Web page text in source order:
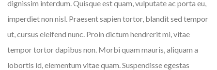
dignissim interdum. Quisque est quam, vulputate ac porta eu,
imperdiet non nisl. Praesent sapien tortor, blandit sed tempor
ut, cursus eleifend nunc. Proin dictum hendrerit mi, vitae
tempor tortor dapibus non. Morbi quam mauris, aliquam a
lobortis id, elementum vitae quam. Suspendisse egestas